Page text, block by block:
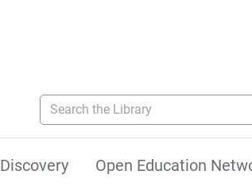
Search the Library
Discovery Open Education